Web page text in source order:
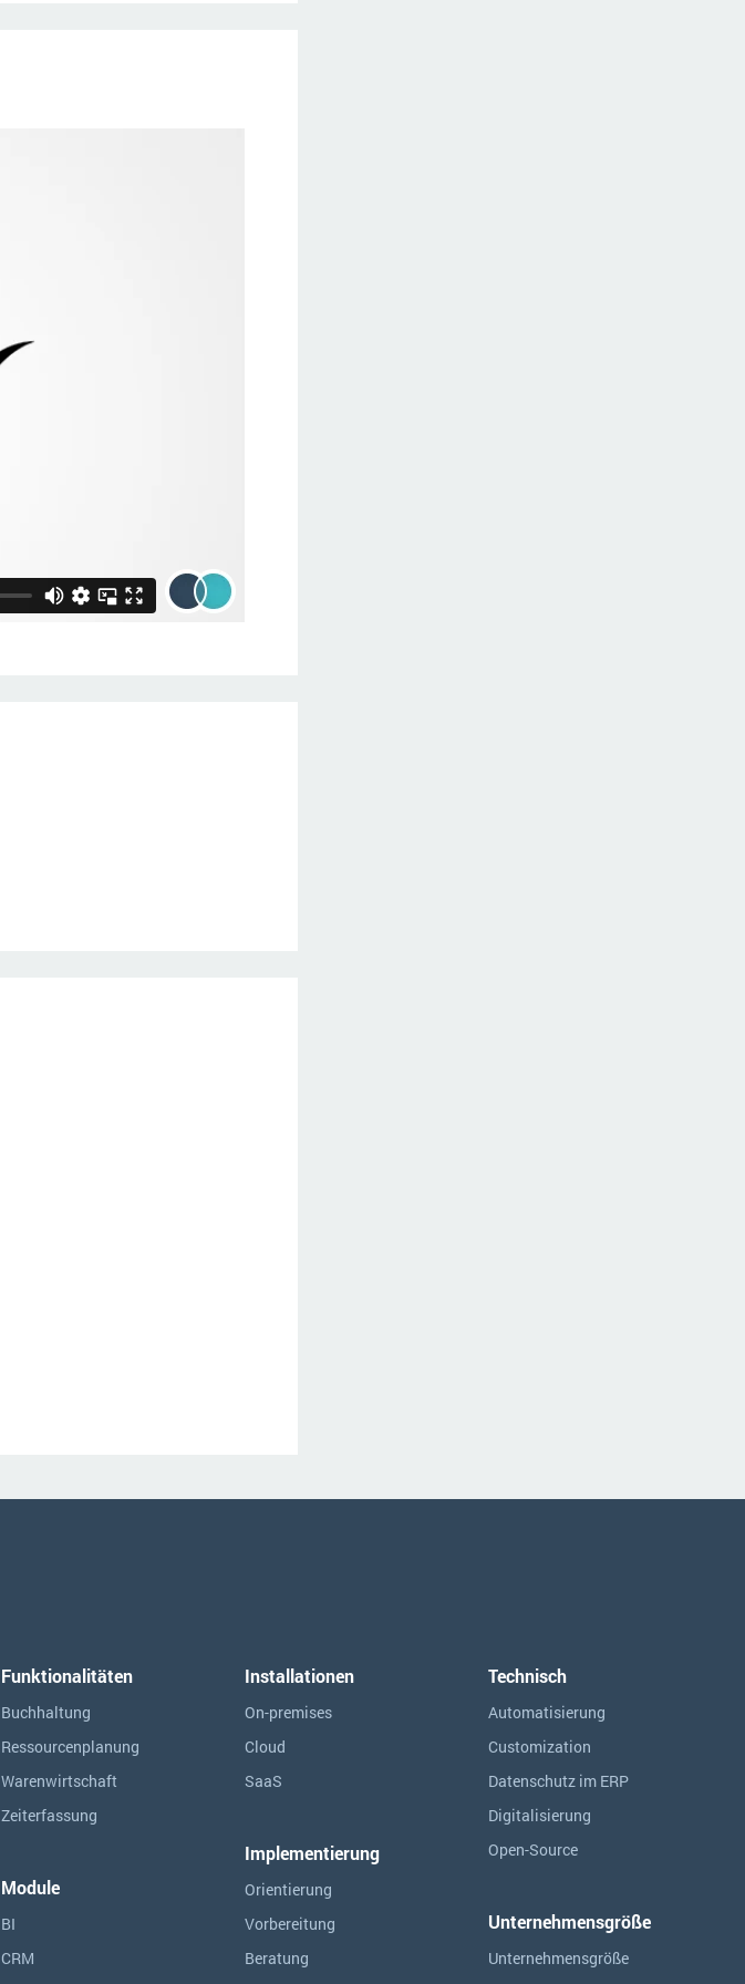
Funktionalitäten
Buchhaltung
Ressourcen­planung
Warenwirtschaft
Zeiterfassung
Module
BI
CRM
Installationen
On-premises
Cloud
SaaS
Implementierung
Orientierung
Vorbereitung
Beratung
Technisch
Automatisierung
Customization
Datenschutz im ERP
Digitalisierung
Open-Source
Unternehmensgröße
Unternehmensgröße